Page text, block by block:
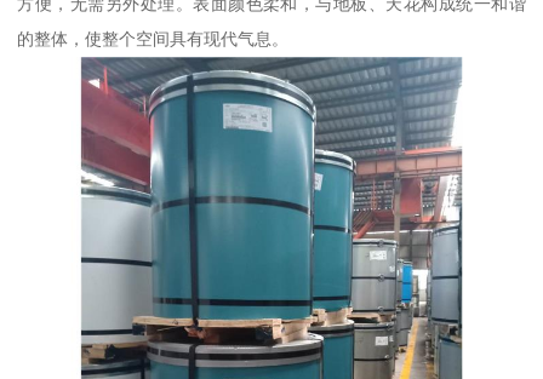
的整体，使整个空间具有现代气息。